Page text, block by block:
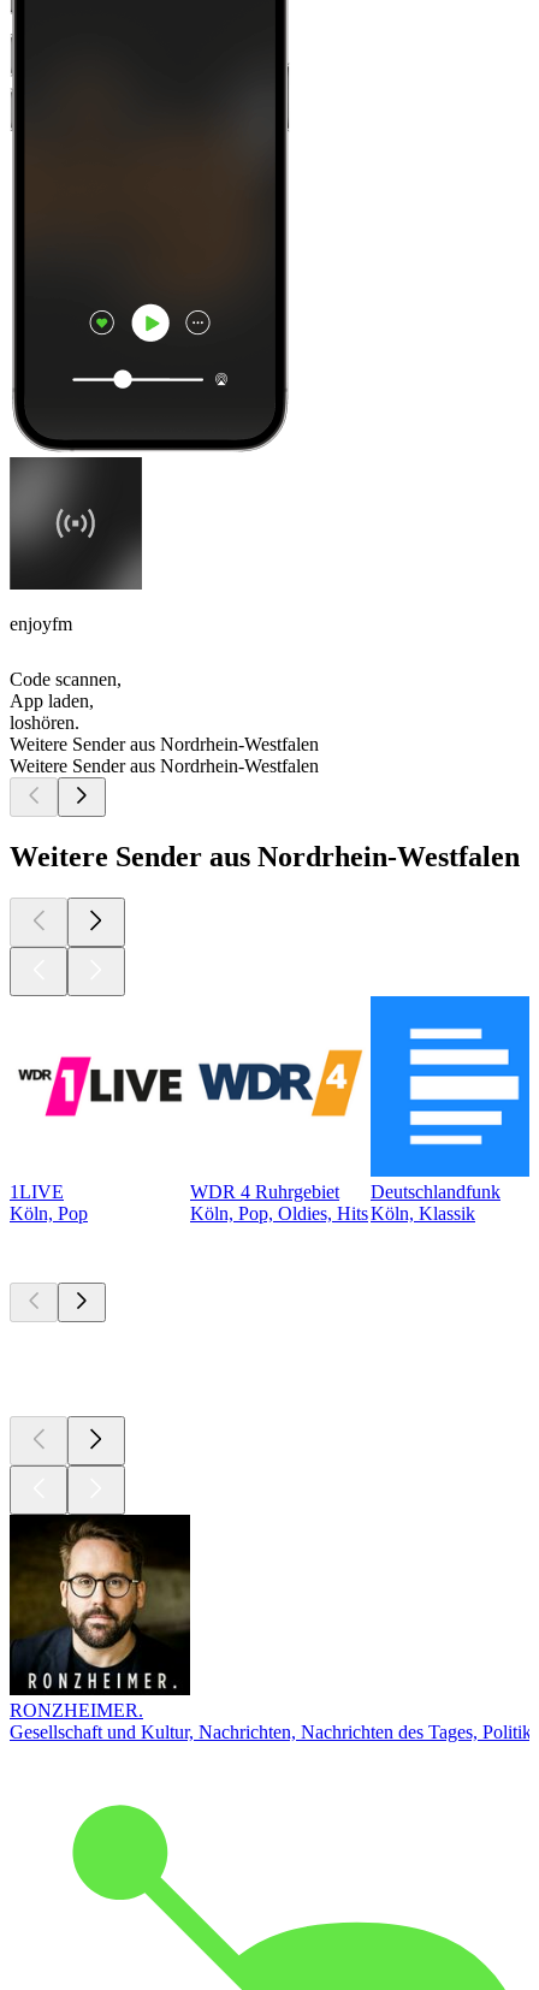
enjoyfm
Code scannen,
App laden,
loshören.
Weitere Sender aus Nordrhein-Westfalen
Weitere Sender aus Nordrhein-Westfalen
Weitere Sender aus Nordrhein-Westfalen
1LIVE
Köln, Pop
WDR 4 Ruhrgebiet
Köln, Pop, Oldies, Hits
Deutschlandfunk
Köln, Klassik
RONZHEIMER.
Gesellschaft und Kultur, Nachrichten, Nachrichten des Tages, Politik